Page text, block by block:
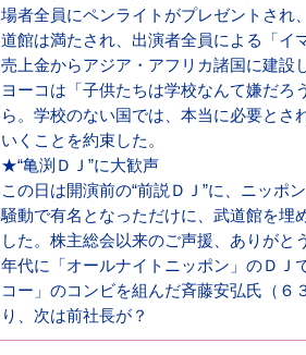
場者全員にペンライトがプレゼントされ
道館は満たされ、出演者全員による「イ
売上金からアジア・アフリカ諸国に建設
ヨーコは「子供たちは学校なんて嫌だ
ら。学校のない国では、本当に必要とさ
いくことを約束した。
★“亀渕ＤＪ”に大歓声
この日は開演前の“前説ＤＪ”に、ニッポ
騒動で有名となっただけに、武道館を埋
した。株主総会以来のご声援、ありがと
年代に「オールナイトニッポン」のＤＪ
コー」のコンビを組んだ斉藤安弘氏（６
り、次は前社長が？